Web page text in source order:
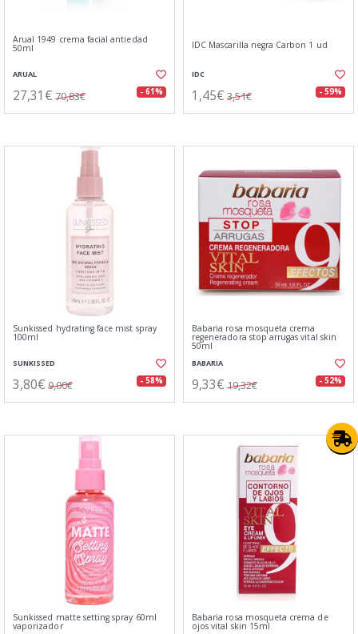
Arual 1949 crema facial antiedad
50ml
ARUAL
27,31€ 70,83€ - 61%
IDC Mascarilla negra Carbon 1 ud
IDC
1,45€ 3,51€ - 59%
Sunkissed hydrating face mist spray
100ml
SUNKISSED
3,80€ 9,00€ - 58%
Babaria rosa mosqueta crema
regeneradora stop arrugas vital skin
50ml
BABARIA
9,33€ 19,32€ - 52%
Sunkissed matte setting spray 60ml
vaporizador
Babaria rosa mosqueta crema de
ojos vital skin 15ml